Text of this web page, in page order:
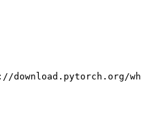
download.pytorch.org/